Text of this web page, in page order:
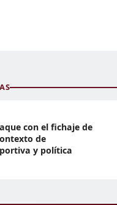
con el fichaje de
de
y política